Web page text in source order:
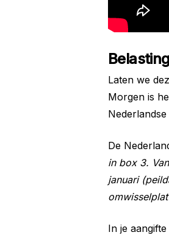
Laten we
Morgen is
De
in box 3.
januari
In je